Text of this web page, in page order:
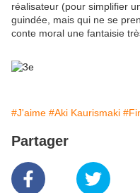
réalisateur (pour simplifier
guindée, mais qui ne se
conte moral une fantaisie
#J'aime #Aki Kaurismaki
Partager